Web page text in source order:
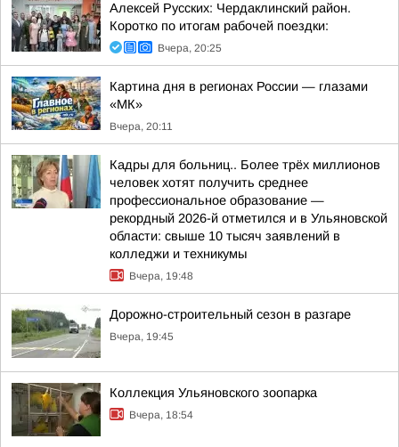
Алексей Русских: Чердаклинский район.
Коротко по итогам рабочей поездки:
Вчера, 20:25
Картина дня в регионах России — глазами
«МК»
Вчера, 20:11
Кадры для больниц.. Более трёх миллионов
человек хотят получить среднее
профессиональное образование —
рекордный 2026-й отметился и в Ульяновской
области: свыше 10 тысяч заявлений в
колледжи и техникумы
Вчера, 19:48
Дорожно-строительный сезон в разгаре
Вчера, 19:45
Коллекция Ульяновского зоопарка
Вчера, 18:54